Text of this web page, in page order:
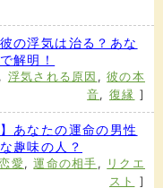
の浮気は治る？あな
解明！
, 浮気される原因 ,彼の本
音, 復縁 ]
あなたの運命の男性
趣味の人？
愛,運命の相手 ,
リクエ
スト
]